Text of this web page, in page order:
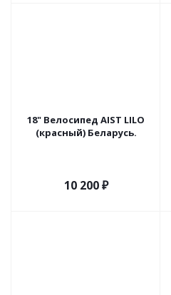
18" Велосипед AIST LILO
(красный) Беларусь.
10 200₽